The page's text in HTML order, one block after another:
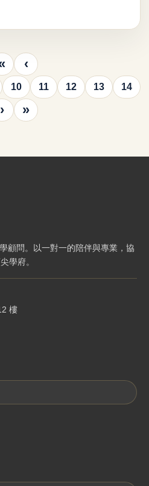
‹
10 11 12 13 14
› »
顧問。以一對一的陪伴與專業，協
學府。
樓